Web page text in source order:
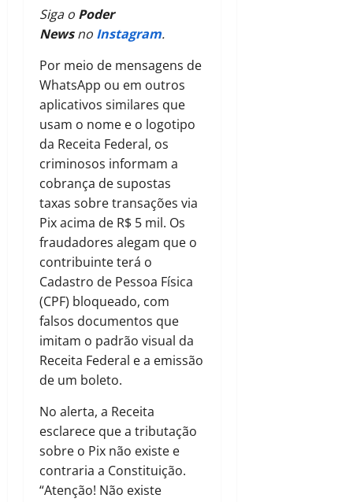
Siga o Poder
Newsno Instagram.
Por meio de mensagens de
WhatsApp ou em outros
aplicativos similares que
usam o nome e o logotipo
da Receita Federal, os
criminosos informam a
cobrança de supostas
taxas sobre transações via
Pix acima de R$ 5 mil. Os
fraudadores alegam que o
contribuinte terá o
Cadastro de Pessoa Física
(CPF) bloqueado, com
falsos documentos que
imitam o padrão visual da
Receita Federal e a emissão
de um boleto.
No alerta, a Receita
esclarece que a tributação
sobre o Pix não existe e
contraria a Constituição.
“Atenção! Não existe